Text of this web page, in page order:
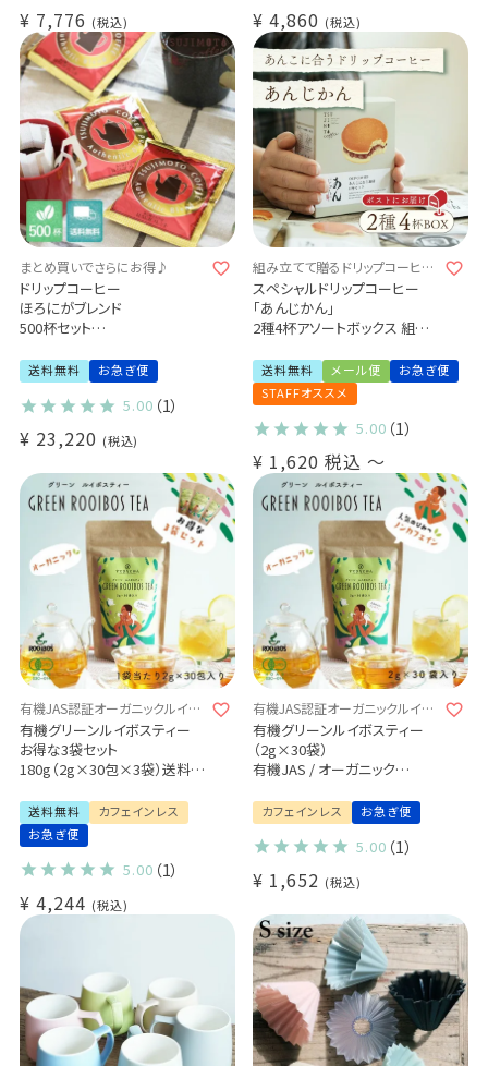
¥ 7,776 税込
贈り物 プレゼント
¥ 4,860 税込
まとめ買いでさらにお得♪
ドリップコーヒー
ほろにがブレンド
500杯セット
まとめ買いにおすすめ (dc)
送料無料 お急ぎ便
5.00 （1）
¥ 23,220 税込
組み立てて贈るドリップコーヒー
4杯ギフト♪
スペシャルドリップコーヒー
「あんじかん」
2種4杯アソートボックス 組み
プチギフト メール便 送料無料
ご自身で作るキットをお届け♪
送料無料 メール便
お急ぎ便
STAFFオススメ
5.00 （1）
¥ 1,620 税込 〜
有機JAS認証オーガニックルイボ
スティー
有機グリーンルイボスティー
お得な3袋セット
180g（2g×30包×3袋）送料無
有機JAS / オーガニック
ティーバッグ / ノンカフェイン
カフェインフリー
グリーン ルイボス茶
Organic Green Rooibos Tea
caffeine-free
送料無料
カフェインレス
お急ぎ便
5.00 （1）
¥ 4,244 税込
有機JAS認証オーガニックルイボ
スティー
有機グリーンルイボスティー
（2g×30袋）
有機JAS / オーガニック
環境に優しい生分解性フィルタ
ー使用
ノンカフェイン カフェインフリ
グリーン ルイボス茶
カフェインレス お急ぎ便
5.00 （1）
¥ 1,652 税込